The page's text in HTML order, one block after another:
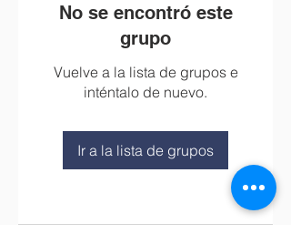
No se encontró este
grupo
Vuelve a la lista de grupos e
inténtalo de nuevo.
Ir a la lista de grupos